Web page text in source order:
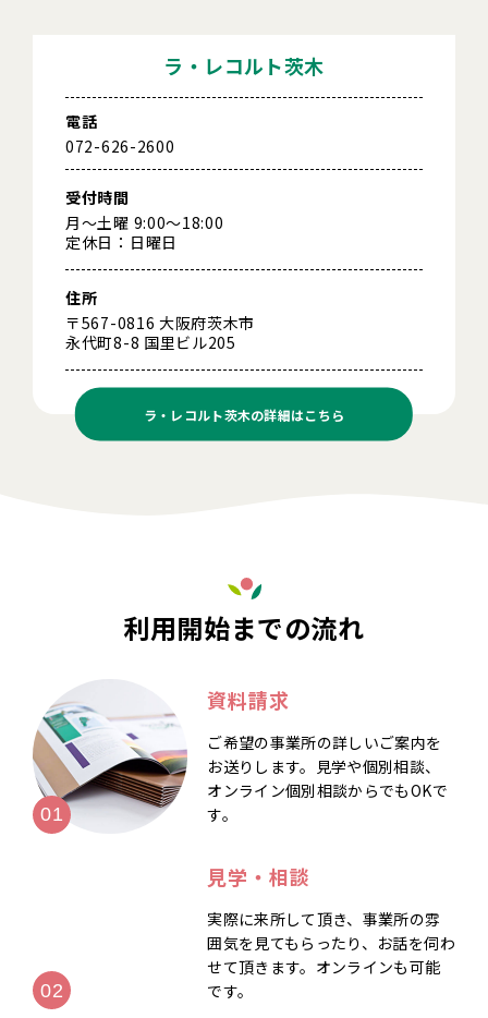
ラ・レコルト茨木
電話
072-626-2600
受付時間
月～土曜 9:00～18:00
定休日：日曜日
住所
〒567-0816 大阪府茨木市
永代町8-8 国里ビル205
ラ・レコルト茨木の詳細はこちら
利用開始までの流れ
資料請求
ご希望の事業所の詳しいご案内を
お送りします。見学や個別相談、
オンライン個別相談からでもOKで
す。
見学・相談
実際に来所して頂き、事業所の雰
囲気を見てもらったり、お話を伺わ
せて頂きます。オンラインも可能
です。